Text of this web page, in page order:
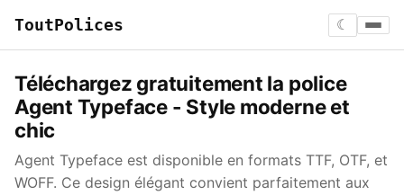
ToutPolices ☾
Téléchargez gratuitement la police
Agent Typeface - Style moderne et
chic
Agent Typeface est disponible en formats TTF, OTF, et
WOFF. Ce design élégant convient parfaitement aux